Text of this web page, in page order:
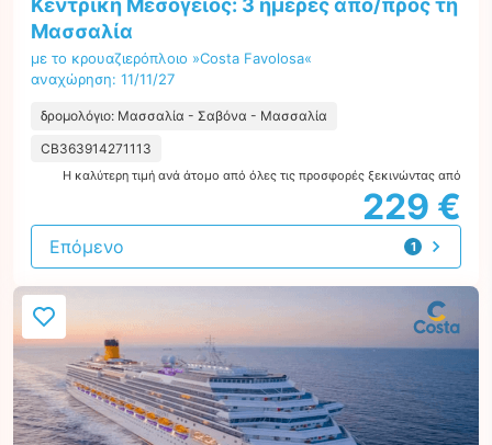
Κεντρική Μεσόγειος: 3 ημέρες από/προς τη
Μασσαλία
με το κρουαζιερόπλοιο »Costa Favolosa«
αναχώρηση: 11/11/27
δρομολόγιο: Μασσαλία - Σαβόνα - Μασσαλία
CB363914271113
Η καλύτερη τιμή ανά άτομο από όλες τις προσφορές ξεκινώντας από
229 €
1
προσφορά
Επόμενο